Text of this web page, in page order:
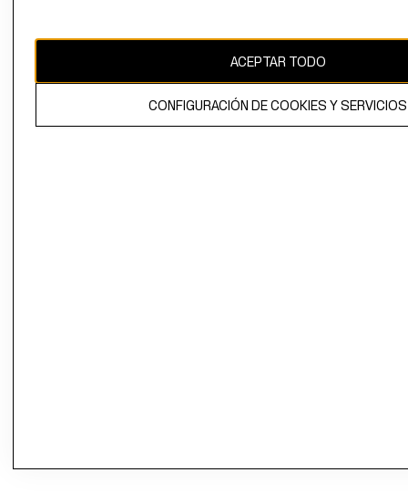
propiedad de H&M Hennes & Mauritz AB.ACEPTAR TODO
CONFIGURACIÓN DE COOKIES Y SERVICIOS